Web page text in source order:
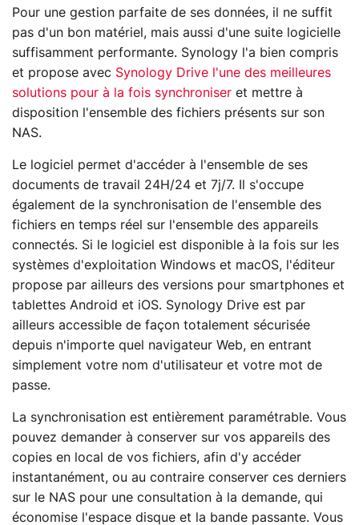
Pour une gestion parfaite de ses données, il ne suffit
pas d'un bon matériel, mais aussi d'une suite logicielle
suffisamment performante. Synology l'a bien compris
et propose avec Synology Drive l'une des meilleures
solutions pour à la fois synchroniser et mettre à
disposition l'ensemble des fichiers présents sur son
NAS.
Le logiciel permet d'accéder à l'ensemble de ses
documents de travail 24H/24 et 7j/7. Il s'occupe
également de la synchronisation de l'ensemble des
fichiers en temps réel sur l'ensemble des appareils
connectés. Si le logiciel est disponible à la fois sur les
systèmes d'exploitation Windows et macOS, l'éditeur
propose par ailleurs des versions pour smartphones et
tablettes Android et iOS. Synology Drive est par
ailleurs accessible de façon totalement sécurisée
depuis n'importe quel navigateur Web, en entrant
simplement votre nom d'utilisateur et votre mot de
passe.
La synchronisation est entièrement paramétrable. Vous
pouvez demander à conserver sur vos appareils des
copies en local de vos fichiers, afin d'y accéder
instantanément, ou au contraire conserver ces derniers
sur le NAS pour une consultation à la demande, qui
économise l'espace disque et la bande passante. Vous